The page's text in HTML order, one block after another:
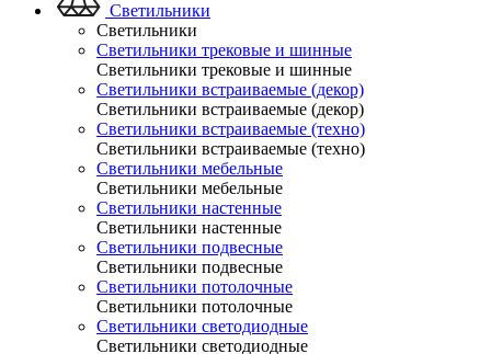
Светильники
Светильники
Светильники трековые и шинные
Светильники трековые и шинные
Светильники встраиваемые (декор)
Светильники встраиваемые (декор)
Светильники встраиваемые (техно)
Светильники встраиваемые (техно)
Светильники мебельные
Светильники мебельные
Светильники настенные
Светильники настенные
Светильники подвесные
Светильники подвесные
Светильники потолочные
Светильники потолочные
Светильники светодиодные
Светильники светодиодные